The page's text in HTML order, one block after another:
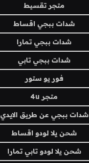
متجر تقسيط
شدات ببجي اقساط
شدات ببجي تمارا
شدات ببجي تابي
فور يو ستور
متجر 4u
شدات ببجي عن طريق الايدي
شحن يلا لودو اقساط
شحن يلا لودو تابي تمارا